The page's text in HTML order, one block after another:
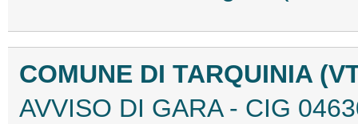
COMUNE DI TARQUINIA
AVVISO DI GARA - CIG